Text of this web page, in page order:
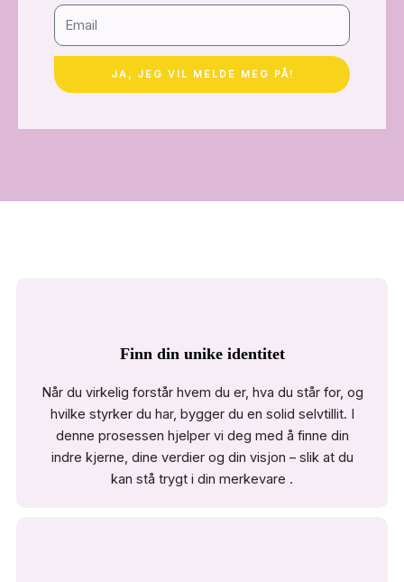
E
m
a
i
JA, JEG VIL MELDE MEG PÅ!
Finn din unike identitet
Når du virkelig forstår hvem du er, hva du står for, og
hvilke styrker du har, bygger du en solid selvtillit. I
denne prosessen hjelper vi deg med å finne din
indre kjerne, dine verdier og din visjon – slik at du
kan stå trygt i din merkevare .